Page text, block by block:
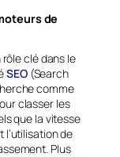
de
clé dans le
SEO(Search
comme
classer les
que la vitesse
de
Plus